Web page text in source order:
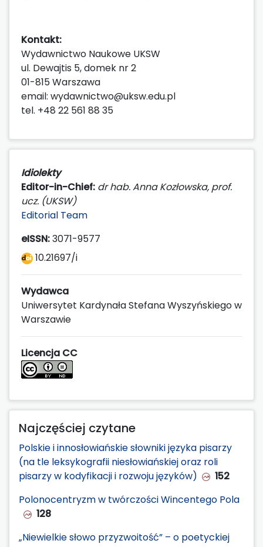
Kontakt:
Wydawnictwo Naukowe UKSW
ul. Dewajtis 5, domek nr 2
01-815 Warszawa
email: wydawnictwo@uksw.edu.pl
tel. +48 22 561 88 35
Idiolekty
Editor-in-Chief: dr hab. Anna Kozłowska, prof.
ucz. (UKSW)
Editorial Team
eISSN:3071-9577
10.21697/i
Wydawca
Uniwersytet Kardynała Stefana Wyszyńskiego w
Warszawie
Licencja CC
Najczęściej czytane
Polskie i innosłowiańskie słowniki języka pisarzy
(na tle leksykografii niesłowiańskiej oraz roli
pisarzy w kodyfikacji i rozwoju języków)
152
Polonocentryzm w twórczości Wincentego Pola
128
„Niewielkie słowo przyzwoitość” – o poetyckiej